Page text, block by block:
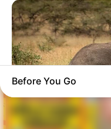
Before You Go